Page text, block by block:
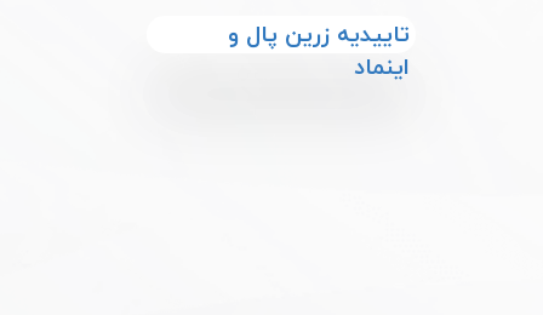
​​تاییدیه زرین پال و
اینماد